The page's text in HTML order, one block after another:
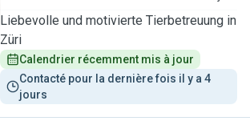
Liebevolle und motivierte Tierbetreuung in
Züri
Calendrier récemment mis à jour
Contacté pour la dernière fois il y a 4
jours